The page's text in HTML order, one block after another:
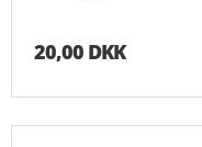
20,00 DKK